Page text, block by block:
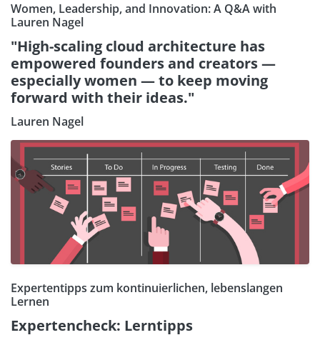
Women, Leadership, and Innovation: A Q&A with
Lauren Nagel
"High-scaling cloud architecture has
empowered founders and creators —
especially women — to keep moving
forward with their ideas."
Lauren Nagel
Expertentipps zum kontinuierlichen, lebenslangen
Lernen
Expertencheck: Lerntipps